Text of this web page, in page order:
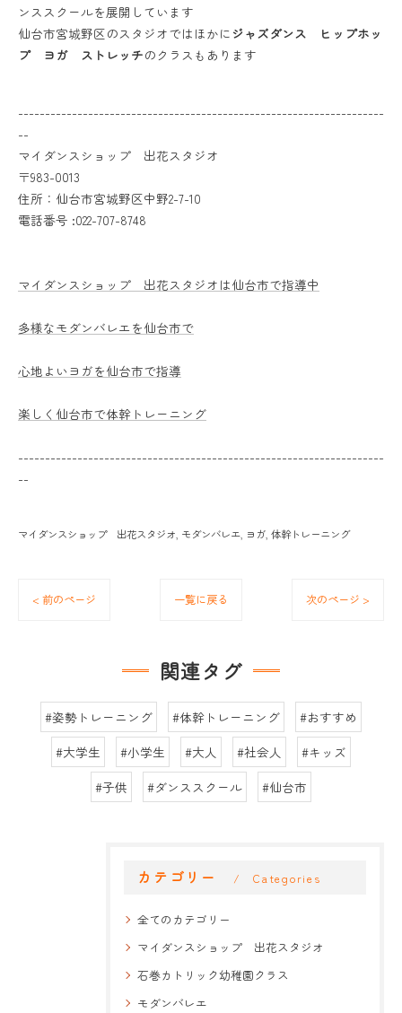
ンススクールを展開しています
仙台市宮城野区のスタジオではほかに ジャズダンス ヒップホッ
プ ヨガ ストレッチのクラスもあります
--------------------------------------------------------------------
--
マイダンスショップ 出花スタジオ
〒983-0013
住所：仙台市宮城野区中野2-7-10
電話番号 :022-707-8748
マイダンスショップ 出花スタジオは仙台市で指導中
多様なモダンバレエを仙台市で
心地よいヨガを仙台市で指導
楽しく仙台市で体幹トレーニング
--------------------------------------------------------------------
--
マイダンスショップ 出花スタジオ モダンバレエ ヨガ 体幹トレーニング
< 前のページ 一覧に戻る 次のページ >
関連タグ
#姿勢トレーニング #体幹トレーニング
#おすすめ
#大学生
#小学生 #大人 #社会人
#キッズ
#子供
#ダンススクール #仙台市
カテゴリー Categories
全てのカテゴリー
マイダンスショップ 出花スタジオ
石巻カトリック幼稚園クラス
モダンバレエ